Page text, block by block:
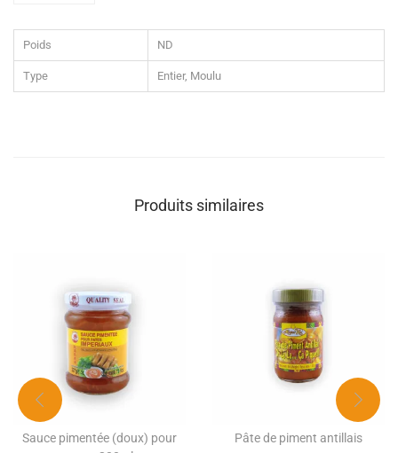
Poids ND
Type Entier, Moulu
Produits similaires
Sauce pimentée (doux) pour
Pâte de piment antillais